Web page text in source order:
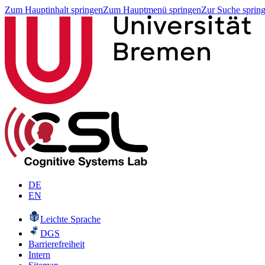
Zum Hauptinhalt springenZum Hauptmenü springenZur Suche
DE
EN
Leichte Sprache
DGS
Barrierefreiheit
Intern